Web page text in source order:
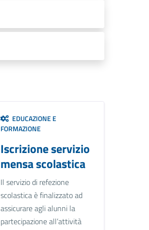
EDUCAZIONE E
FORMAZIONE
Iscrizione servizio
mensa scolastica
Il servizio di refezione
scolastica è finalizzato ad
assicurare agli alunni la
partecipazione all’attività